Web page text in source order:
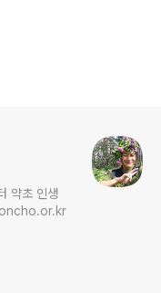
약초 인생